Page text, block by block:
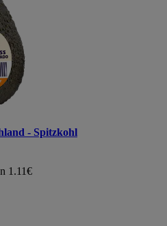
- Spitzkohl
1.11€